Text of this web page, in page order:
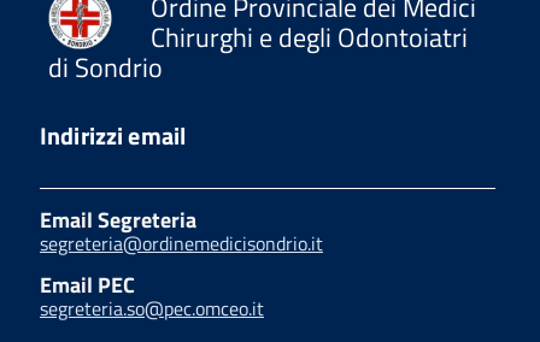
Chirurghi e degli Odontoiatri
di Sondrio
Indirizzi email
Email Segreteria
segreteria@ordinemedicisondrio.it
Email PEC
segreteria.so@pec.omceo.it